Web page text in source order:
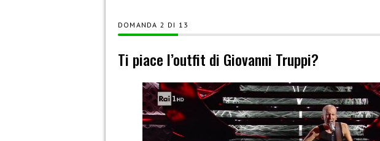
DOMANDA DI 13
Ti piace l’outfit di Giovanni Truppi?